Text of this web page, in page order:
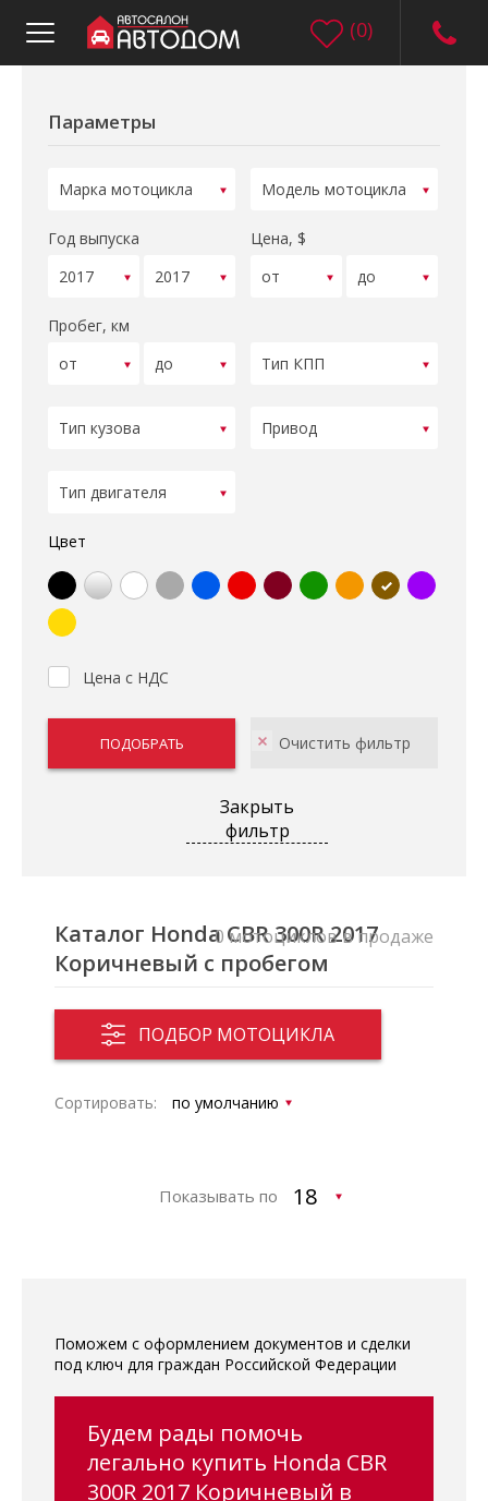
(0)
Параметры
Год выпуска Цена, $
Пробег, км
Цвет
Цена с НДС
Закрыть
фильтр
Каталог Honda CBR 300R 2017
Коричневый с пробегом
ПОДБОР МОТОЦИКЛА
0 мотоциклов в продаже
Сортировать:
Показывать по
Поможем с оформлением документов и сделки
под ключ для граждан Российской Федерации
Будем рады помочь
легально купить Honda CBR
300R 2017 Коричневый в